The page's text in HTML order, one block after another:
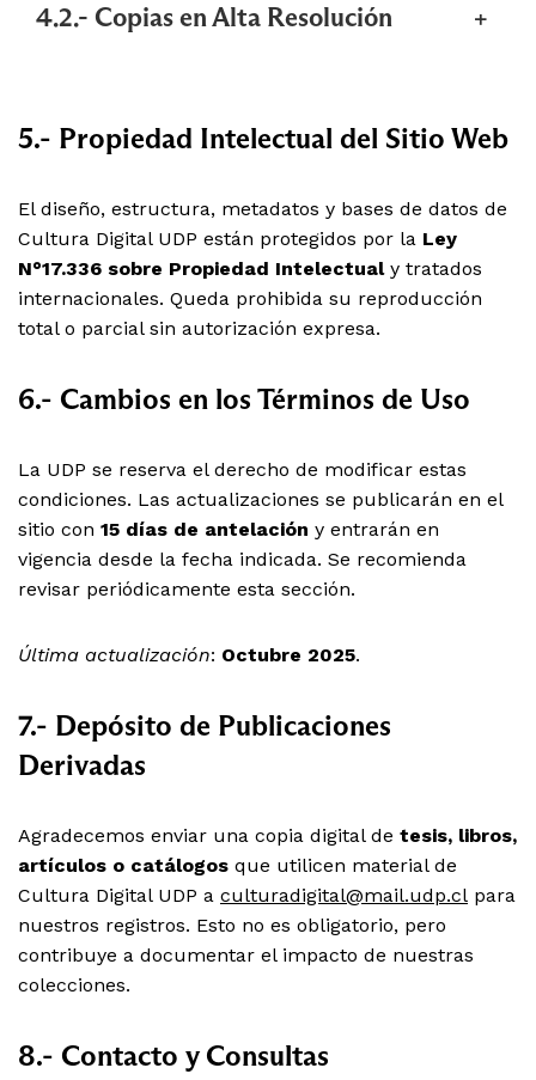
4.2.- Copias en Alta Resolución
5.- Propiedad Intelectual del Sitio Web
El diseño, estructura, metadatos y bases de datos de
Cultura Digital UDP están protegidos por la Ley
N°17.336 sobre Propiedad Intelectualy tratados
internacionales. Queda prohibida su reproducción
total o parcial sin autorización expresa.
6.- Cambios en los Términos de Uso
La UDP se reserva el derecho de modificar estas
condiciones. Las actualizaciones se publicarán en el
sitio con 15 días de antelación y entrarán en
vigencia desde la fecha indicada. Se recomienda
revisar periódicamente esta sección.
Última actualización: Octubre 2025.
7.- Depósito de Publicaciones
Derivadas
Agradecemos enviar una copia digital de tesis, libros,
artículos o catálogos que utilicen material de
Cultura Digital UDP a culturadigital@mail.udp.cl para
nuestros registros. Esto no es obligatorio, pero
contribuye a documentar el impacto de nuestras
colecciones.
8.- Contacto y Consultas